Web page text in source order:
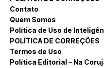
Contato
Quem Somos
Política de Uso de
POLÍTICA DE CORREÇÕES
Termos de Uso
Política Editorial – Na